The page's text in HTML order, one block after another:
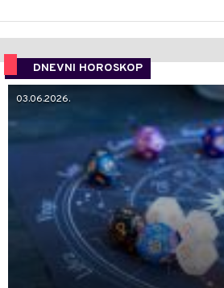
DNEVNI HOROSKOP
03.06.2026.